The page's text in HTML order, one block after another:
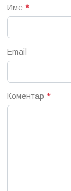
Име *
Email
Коментар *